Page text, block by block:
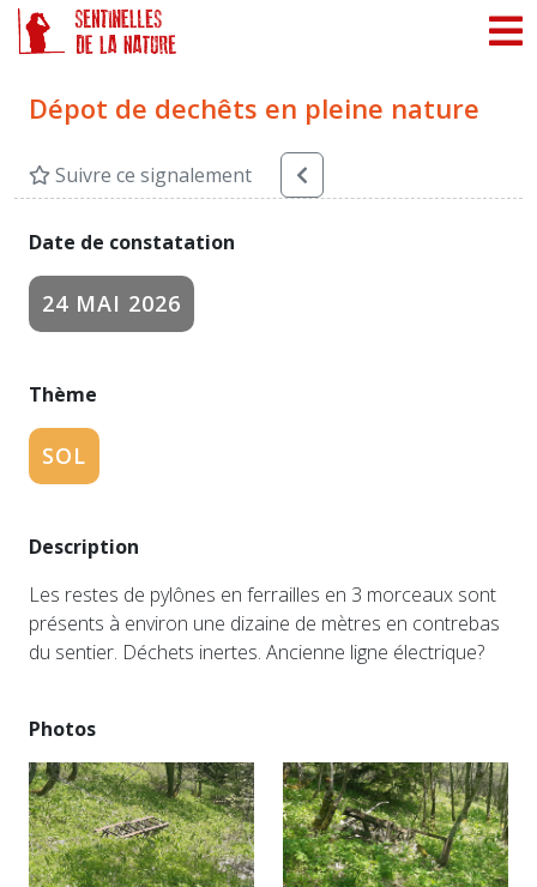
Dépot de dechêts en pleine nature
Suivre ce signalement
Date de constatation
24 MAI 2026
Thème
SOL
Description
Les restes de pylônes en ferrailles en 3 morceaux sont
présents à environ une dizaine de mètres en contrebas
du sentier. Déchets inertes. Ancienne ligne électrique?
Photos
Panneau de gestion des cookies